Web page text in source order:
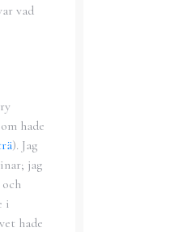
vad
hade
). Jag
jag
i
hade